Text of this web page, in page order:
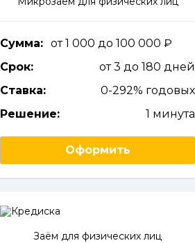
Сумма: от 1 000 до 100 000
Срок:
от 3 до 180 дней
Ставка:
0-292% годовых
Решение:
1 минута
Оформить
Заём для физических лиц